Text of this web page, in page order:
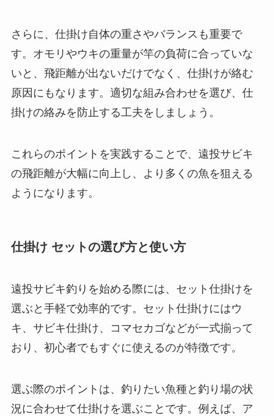
さらに、仕掛け自体の重さやバランスも重要で
す。オモリやウキの重量が竿の負荷に合っていな
いと、飛距離が出ないだけでなく、仕掛けが絡む
原因にもなります。適切な組み合わせを選び、仕
掛けの絡みを防止する工夫をしましょう。
これらのポイントを実践することで、遠投サビキ
の飛距離が大幅に向上し、より多くの魚を狙える
ようになります。
仕掛け セットの選び方と使い方
遠投サビキ釣りを始める際には、セット仕掛けを
選ぶと手軽で効率的です。セット仕掛けにはウ
キ、サビキ仕掛け、コマセカゴなどが一式揃って
おり、初心者でもすぐに使えるのが特徴です。
選ぶ際のポイントは、釣りたい魚種と釣り場の状
況に合わせて仕掛けを選ぶことです。例えば、ア